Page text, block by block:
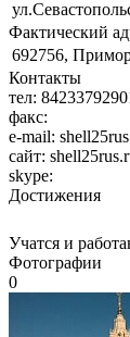
Фактический
692756,
Контакты
тел:
факс:
e-mail:
сайт:
skype:
Достижения
Учатся и
Фотографии
0